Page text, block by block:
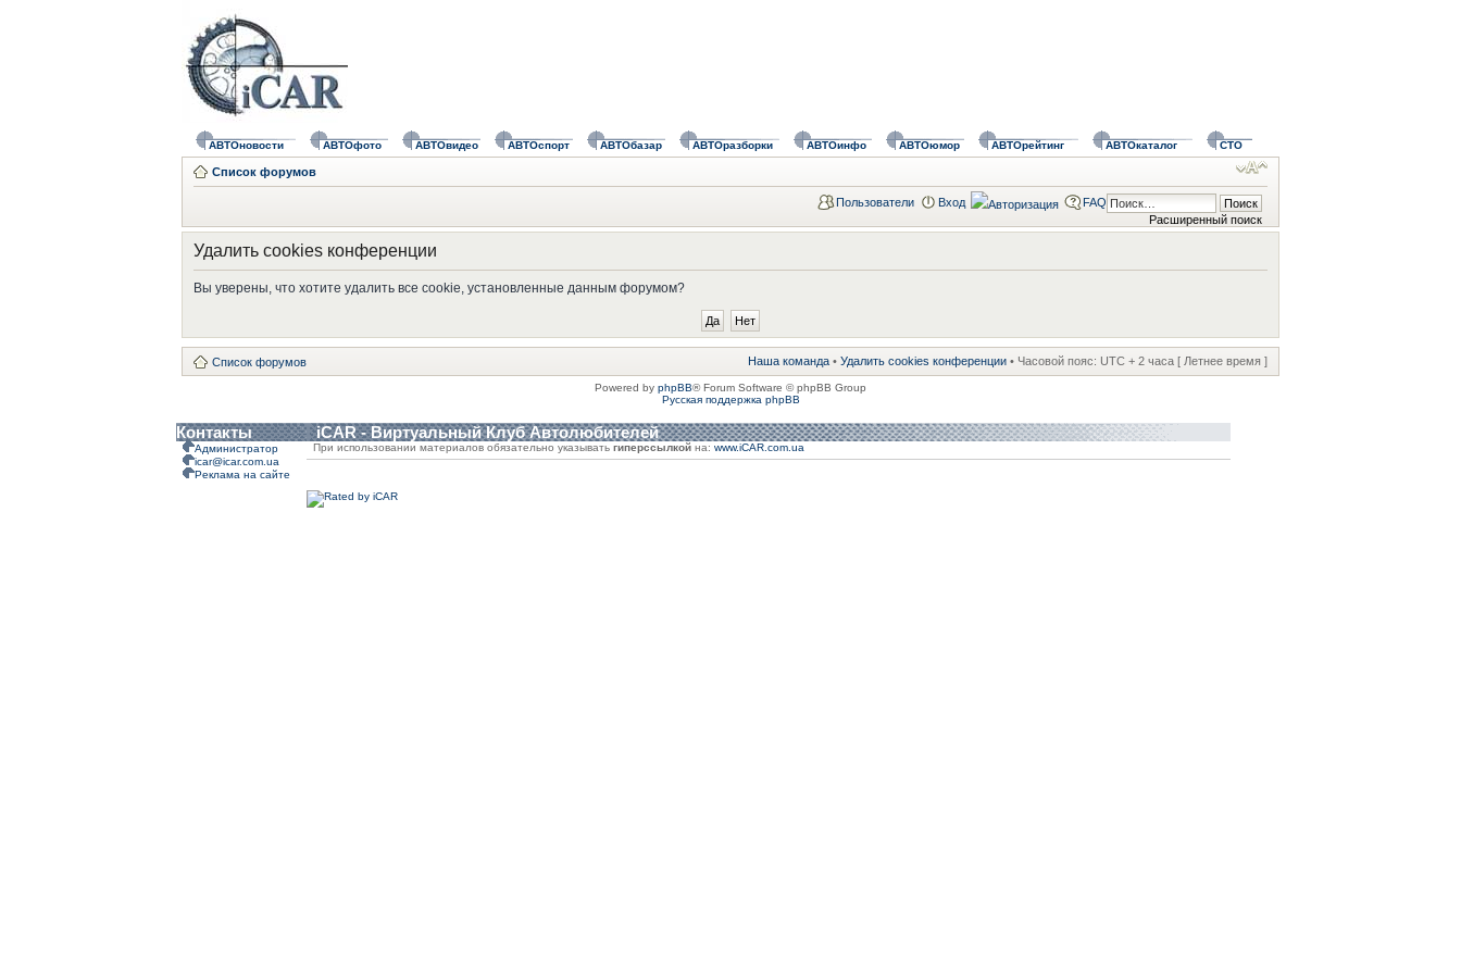
АВТОновости АВТОфото АВТОвидео АВТОспорт АВТОбазар АВТОразборки АВТОинфо АВТОюмор АВТОрейтинг АВТОкаталог СТО
Список форумов
Расширенный поиск
Пользователи Вход FAQ
Удалить cookies конференции
Вы уверены, что хотите удалить все cookie, установленные данным форумом?
Список форумов Наша команда • Удалить cookies конференции • Часовой пояс: UTC + 2 часа [ Летнее время ]
Powered by phpBB® Forum Software © phpBB Group
Русская поддержка phpBB
Контакты iCAR - Виртуальный Клуб Автолюбителей
Администратор
icar@icar.com.ua
Реклама на сайте
При использовании материалов обязательно указывать гиперссылкой на: www.iCAR.com.ua